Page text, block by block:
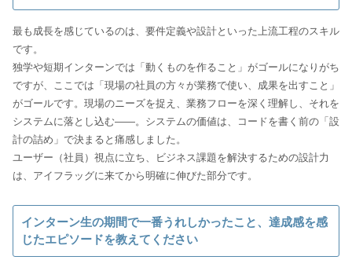
最も成長を感じているのは、要件定義や設計といった上流工程のスキル
です。
独学や短期インターンでは「動くものを作ること」がゴールになりがち
ですが、ここでは「現場の社員の方々が業務で使い、成果を出すこと」
がゴールです。現場のニーズを捉え、業務フローを深く理解し、それを
システムに落とし込む――。システムの価値は、コードを書く前の「設
計の詰め」で決まると痛感しました。
ユーザー（社員）視点に立ち、ビジネス課題を解決するための設計力
は、アイフラッグに来てから明確に伸びた部分です。
インターン生の期間で一番うれしかったこと、達成感を感
じたエピソードを教えてください